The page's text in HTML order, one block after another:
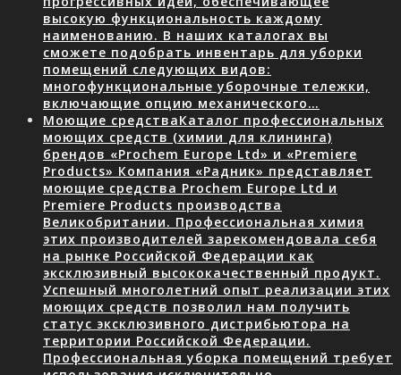
высокую функциональность каждому
наименованию. В наших каталогах вы
сможете подобрать инвентарь для уборки
помещений следующих видов:
многофункциональные уборочные тележки,
включающие опцию механического…
Моющие средстваКаталог профессиональных
моющих средств (химии для клининга)
брендов «Prochem Europe Ltd» и «Premiere
Products» Компания «Радник» представляет
моющие средства Prochem Europe Ltd и
Premiere Products производства
Великобритании. Профессиональная химия
этих производителей зарекомендовала себя
на рынке Российской Федерации как
эксклюзивный высококачественный продукт.
Успешный многолетний опыт реализации этих
моющих средств позволил нам получить
статус эксклюзивного дистрибьютора на
территории Российской Федерации.
Профессиональная уборка помещений требует